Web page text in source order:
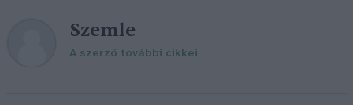
Szemle
A szerző további cikkei